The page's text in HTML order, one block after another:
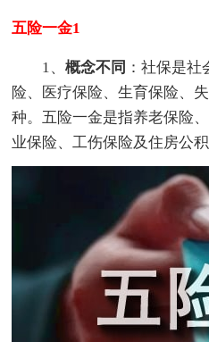
五险一金1
1、概念不同 ：社保是
险、医疗保险、生育保险、
种。五险一金是指养老保险
业保险、工伤保险及住房公积